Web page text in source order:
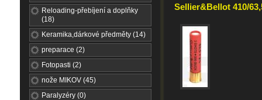
Reloading-přebíjení a doplňky
(18)
Keramika,dárkové předměty (14)
preparace (2)
Fotopasti (2)
nože MIKOV (45)
Paralyzéry (0)
Sellier&Bellot 410/